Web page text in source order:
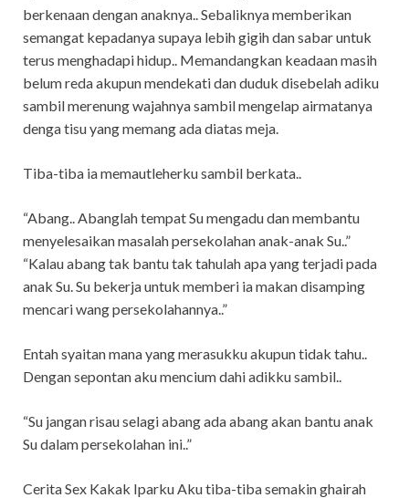
berkenaan dengan anaknya.. Sebaliknya memberikan
semangat kepadanya supaya lebih gigih dan sabar untuk
terus menghadapi hidup.. Memandangkan keadaan masih
belum reda akupun mendekati dan duduk disebelah adiku
sambil merenung wajahnya sambil mengelap airmatanya
denga tisu yang memang ada diatas meja.
Tiba-tiba ia memautleherku sambil berkata..
“Abang.. Abanglah tempat Su mengadu dan membantu
menyelesaikan masalah persekolahan anak-anak Su..”
“Kalau abang tak bantu tak tahulah apa yang terjadi pada
anak Su. Su bekerja untuk memberi ia makan disamping
mencari wang persekolahannya..”
Entah syaitan mana yang merasukku akupun tidak tahu..
Dengan sepontan aku mencium dahi adikku sambil..
“Su jangan risau selagi abang ada abang akan bantu anak
Su dalam persekolahan ini..”
Cerita Sex Kakak Iparku Aku tiba-tiba semakin ghairah